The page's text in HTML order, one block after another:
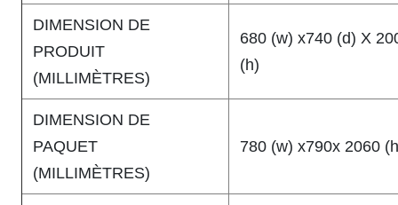
DIMENSION DE
PRODUIT
(MILLIMÈTRES)
680 (w) x740 (d) X
(h)
DIMENSION DE
PAQUET
(MILLIMÈTRES)
780 (w) x790x 2060